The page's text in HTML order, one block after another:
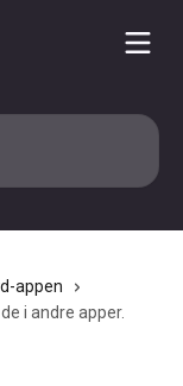
appen
i andre apper.